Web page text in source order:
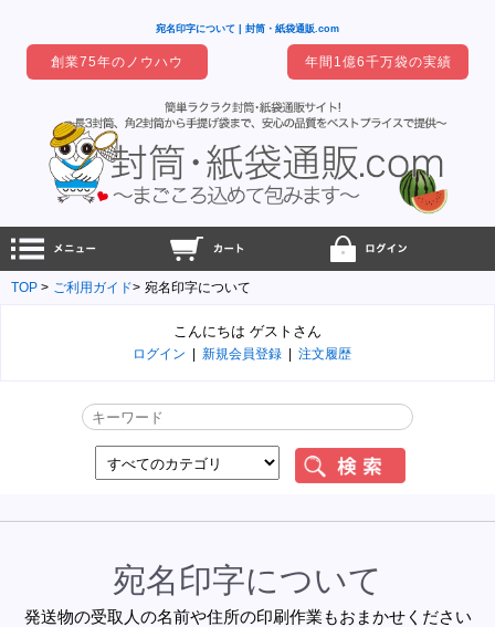
宛名印字について | 封筒・紙袋通販.com
創業75年のノウハウ 年間1億6千万袋の実績
TOP ご利用ガイド 宛名印字について
こんにちは ゲストさん
ログイン 新規会員登録 注文履歴
宛名印字について
発送物の受取人の名前や住所の印刷作業もおまかせください